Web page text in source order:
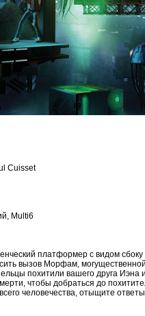
Cuisset
Multi6
платформер с видом
вызов Морфам,
похитили вашего друга Иэна
чтобы добраться до
человечества, отыщите